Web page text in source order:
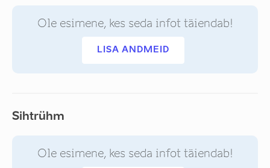
Ole esimene, kes seda infot täiendab!
LISA ANDMEID
Sihtrühm
Ole esimene, kes seda infot täiendab!